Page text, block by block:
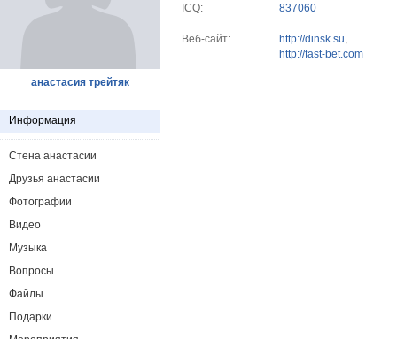
ICQ: 837060
Веб-сайт: http://dinsk.su,
http://fast-bet.com
анастасия трейтяк
Информация
Стена анастасии
Друзья анастасии
Фотографии
Видео
Музыка
Вопросы
Файлы
Подарки